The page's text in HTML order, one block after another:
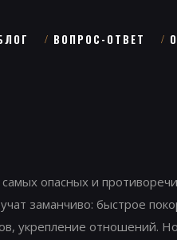
ВОПРОС-ОТВЕТ
опасных и
заманчиво: быстрое
укрепление отношений.